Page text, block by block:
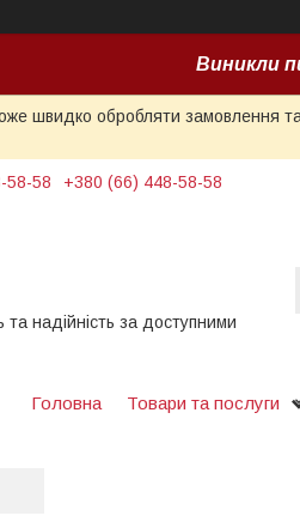
Виникли
швидко обробляти замовлення
58-58 +380 (66) 448-58-58
та надійність за доступними
Головна Товари та послуги